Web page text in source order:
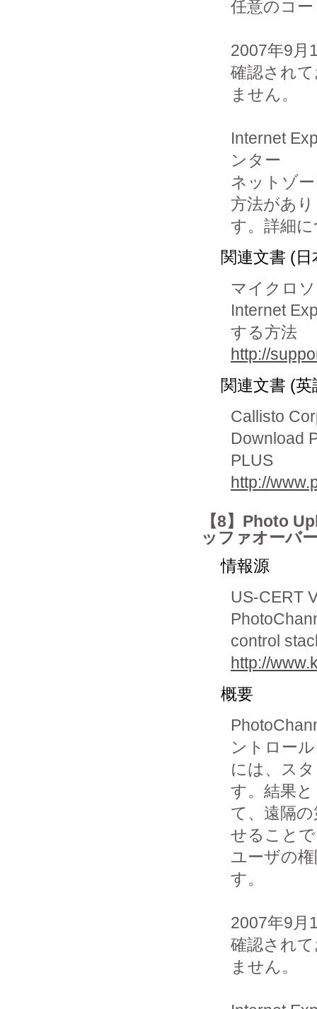
任意のコ
2007年9月
確認され
ません。
Internet
ンター
ネットゾ
方法があ
す。詳細
関連文書 (日
マイクロ
Internet
する方法
http://
関連文書 (英
Callisto
Download
PLUS
http://
【8】Photo
ッファオーバ
情報源
US-CERT
control
http://
概要
ントロール
には、ス
す。結果
て、遠隔
せること
ユーザの
す。
2007年9月
確認され
ません。